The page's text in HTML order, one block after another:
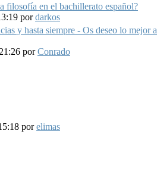
filosofía en el bachillerato español?
pordarkos
y hasta siempre - Os deseo lo mejor a
porConrado
porelimas